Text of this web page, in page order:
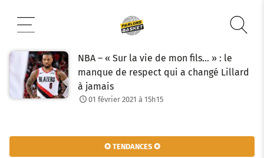
contenu
NBA – « Sur la vie de mon fils… » : le
manque de respect qui a changé Lillard
à jamais
01 février 2021 à 15h15
✪ TENDANCES ✪